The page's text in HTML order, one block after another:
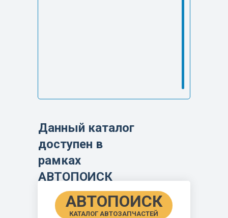
Данный каталог
доступен в
рамках
АВТОПОИСК
КАТАЛОГ АВТОЗАПЧАСТЕЙ
АВТОПОИСК